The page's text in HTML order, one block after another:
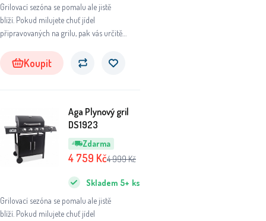
Grilovací sezóna se pomalu ale jistě
blíží. Pokud milujete chuť jídel
připravovaných na grilu, pak vás určitě
Koupit
Zdarma
Aga Plynový gril
DS1923
Grilovací sezóna se pomalu ale jistě
blíží. Pokud milujete chuť jídel
Skladem 5+ ks
4 759 Kč4 999Kč